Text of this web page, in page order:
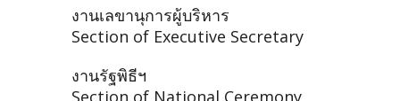
งานเลขานุการผู้บริหาร
Section of Executive Secretary
งานรัฐพิธีฯ
Section of National Ceremony